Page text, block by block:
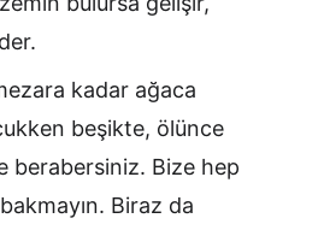
kadar ağaca
beşikte, ölünce
berabersiniz. Bize hep
Biraz da